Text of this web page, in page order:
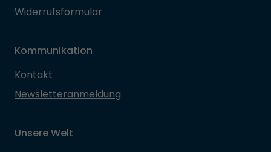
Widerrufsformular
Kommunikation
Kontakt
Newsletteranmeldung
Unsere Welt